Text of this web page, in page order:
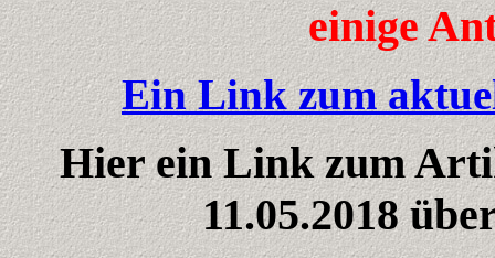
einige
Ein Link zum
Hier ein Link zum
11.05.2018